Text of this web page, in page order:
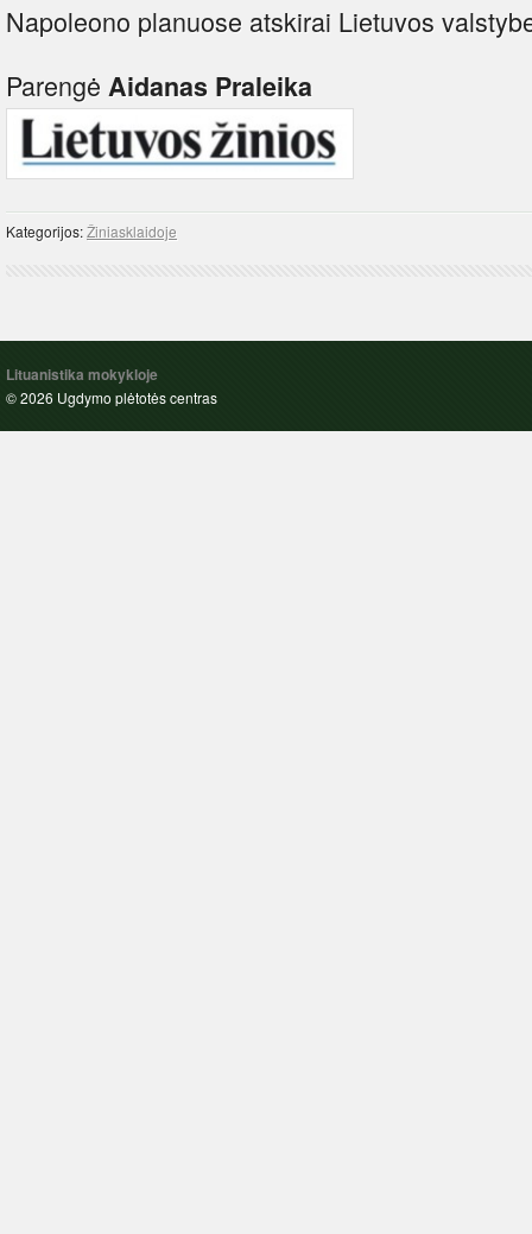
Napoleono planuose atskirai Lietuvos
Parengė Aidanas Praleika
Kategorijos:Žiniasklaidoje
Lituanistika mokykloje
© 2026 Ugdymo plėtotės centras